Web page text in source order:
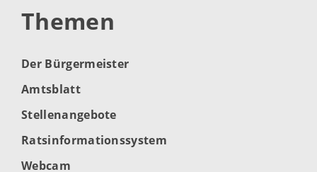
Themen
Der Bürgermeister
Amtsblatt
Stellenangebote
Ratsinformationssystem
Webcam